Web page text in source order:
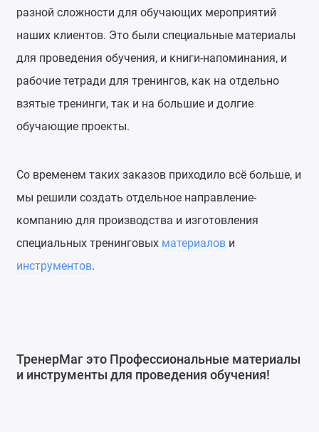
разной сложности для обучающих мероприятий
наших клиентов. Это были специальные материалы
для проведения обучения, и книги-напоминания, и
рабочие тетради для тренингов, как на отдельно
взятые тренинги, так и на большие и долгие
обучающие проекты.
Со временем таких заказов приходило всё больше, и
мы решили создать отдельное направление-
компанию для производства и изготовления
специальных тренинговых материалови
инструментов.
ТренерМаг это Профессиональные материалы
и инструменты для проведения обучения!